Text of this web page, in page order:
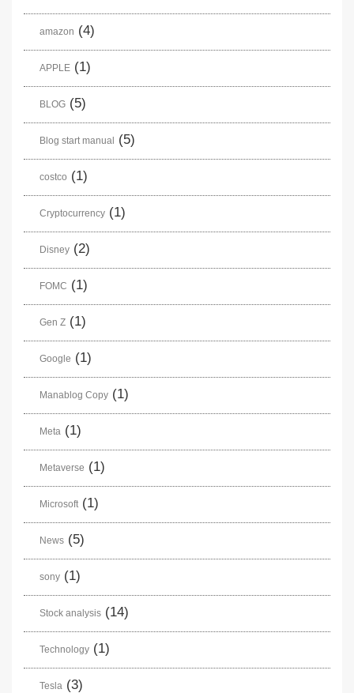
amazon (4)
APPLE (1)
BLOG (5)
Blog start manual (5)
costco (1)
Cryptocurrency (1)
Disney (2)
FOMC (1)
Gen Z (1)
Google (1)
Manablog Copy (1)
Meta (1)
Metaverse (1)
Microsoft(1)
News (5)
sony (1)
Stock analysis (14)
Technology (1)
Tesla (3)